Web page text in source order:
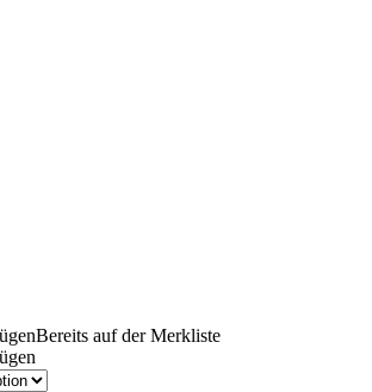
Bereits auf der Merkliste